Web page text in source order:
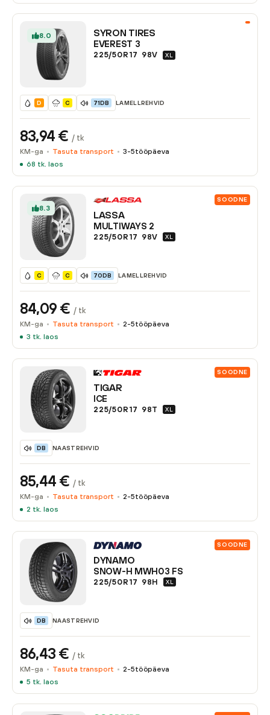
8.0 SYRON TIRES
EVEREST 3
225/50R17 98V XL
D C 71DB LAMELLREHVID
83,94 € / tk
KM-ga Tasuta transport 3-5tööpäeva
68 tk. laos
8.3
SOODNE
LASSA
MULTIWAYS 2
225/50R17 98V XL
C C 70DB LAMELLREHVID
84,09 € / tk
KM-ga Tasuta transport 2-5tööpäeva
3 tk. laos
SOODNE
TIGAR
ICE
225/50R17 98T XL
DB NAASTREHVID
85,44 € / tk
KM-ga Tasuta transport 2-5tööpäeva
2 tk. laos
SOODNE
DYNAMO
SNOW-H MWH03 FS
225/50R17 98H XL
DB NAASTREHVID
86,43 € / tk
KM-ga Tasuta transport 2-5tööpäeva
5 tk. laos